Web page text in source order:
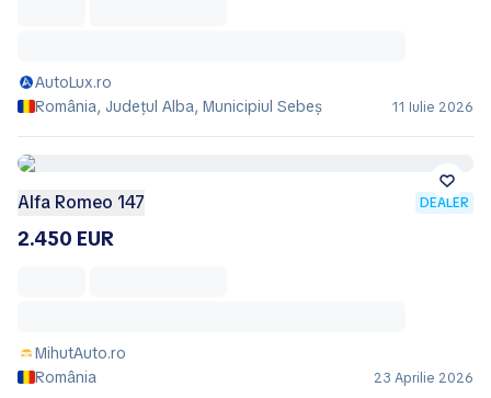
AutoLux.ro
România, Județul Alba, Municipiul Sebeş
11 Iulie 2026
Alfa Romeo 147 DEALER
2.450 EUR
MihutAuto.ro
România
23 Aprilie 2026